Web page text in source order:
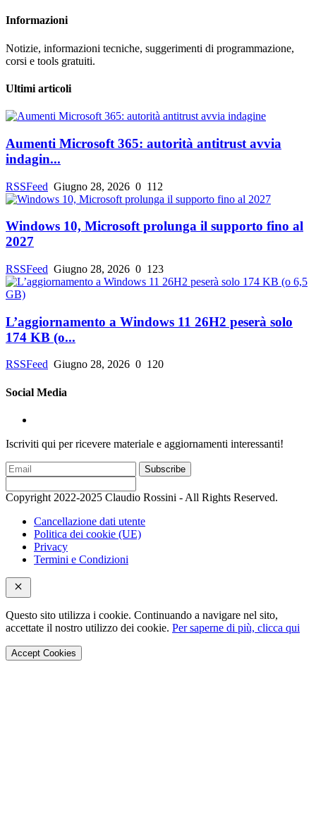
Informazioni
Notizie, informazioni tecniche, suggerimenti di programmazione,
corsi e tools gratuiti.
Ultimi articoli
Aumenti Microsoft 365: autorità antitrust avvia
indagin...
RSSFeed Giugno 28, 2026 0 112
Windows 10, Microsoft prolunga il supporto fino al
2027
RSSFeed Giugno 28, 2026 0 123
L’aggiornamento a Windows 11 26H2 peserà solo
174 KB (o...
RSSFeed Giugno 28, 2026 0 120
Social Media
Iscriviti qui per ricevere materiale e aggiornamenti interessanti!
Subscribe
Copyright 2022-2025 Claudio Rossini - All Rights Reserved.
Cancellazione dati utente
Politica dei cookie (UE)
Privacy
Termini e Condizioni
Questo sito utilizza i cookie. Continuando a navigare nel sito,
accettate il nostro utilizzo dei cookie. Per saperne di più, clicca qui
Accept Cookies